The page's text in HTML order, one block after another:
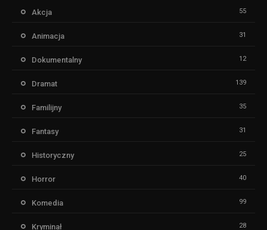
Akcja 55
Animacja 31
Dokumentalny 12
Dramat 139
Familijny 35
Fantasy 31
Historyczny 25
Horror 40
Komedia 99
Kryminał 28